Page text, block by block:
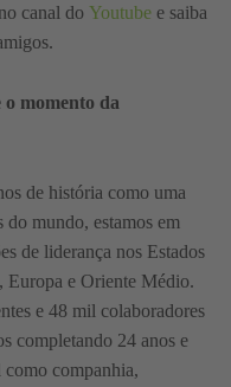
canal do Youtube e saiba
momento da
de história como uma
do mundo, estamos em
de liderança nos Estados
Europa e Oriente Médio.
e 48 mil colaboradores
completando 24 anos e
companhia,